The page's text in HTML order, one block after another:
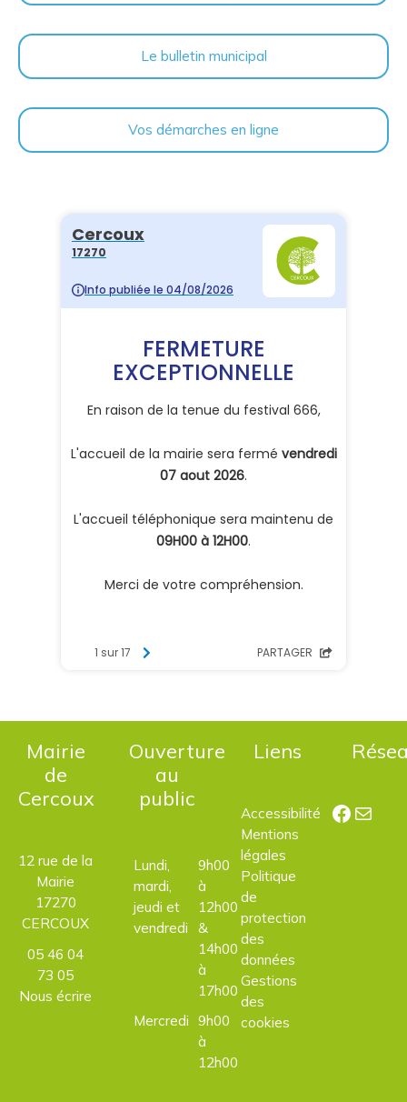
Le bulletin municipal
Vos démarches en ligne
Mairie
de
Cercoux
12 rue de la
Mairie
17270
CERCOUX
05 46 04
73 05
Nous écrire
Ouverture
au
public
Lundi,
mardi,
jeudi et
vendredi
9h00
à
12h00
&
14h00
à
17h00
Mercredi 9h00
à
12h00
Liens
Accessibilité
Mentions
légales
Politique
de
protection
des
données
Gestions
des
cookies
E-mail